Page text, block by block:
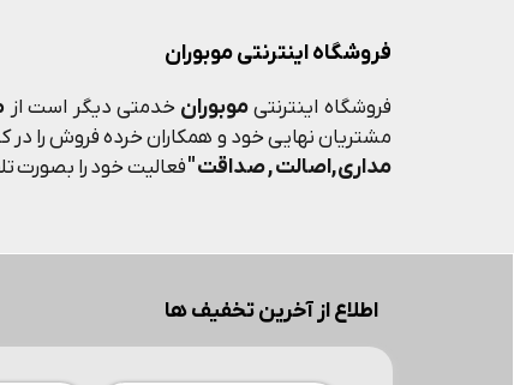
فروشگاه اینترنتی موبوران
فروشگاه اینترنتیموبوران خدمتی دیگر است از
مشتریان نهایی خود و همکاران خرده فروش را در
مداری,اصالت , صداقت "فعالیت خود را بصورت
اطلاع از آخرین تخفیف ها